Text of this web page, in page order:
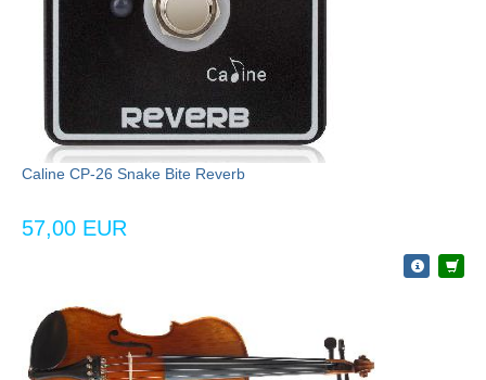
Caline CP-26 Snake Bite Reverb
57,00 EUR